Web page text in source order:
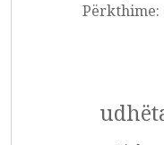
Përkthime: